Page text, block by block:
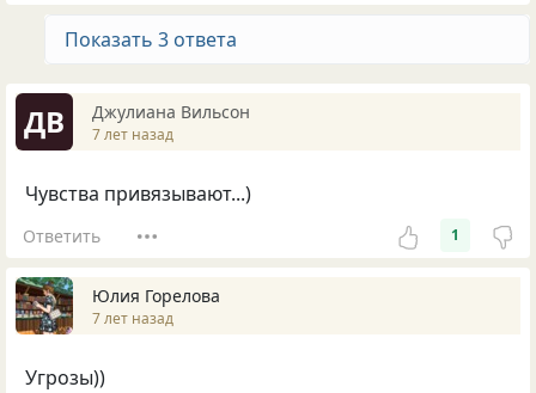
Показать 3 ответа
ДВ Джулиана Вильсон
7 лет назад
Чувства привязывают...)
Ответить 1
Юлия Горелова
7 лет назад
Угрозы))